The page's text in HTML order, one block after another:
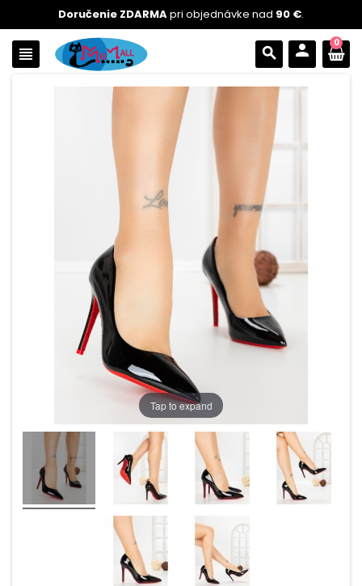
Doručenie ZDARMApri objednávke nad 90 €.
view_headline search person 0
Tap to expand